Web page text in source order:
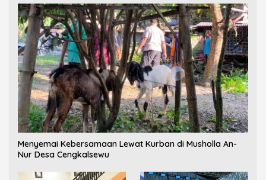
Menyemai Kebersamaan Lewat Kurban di Musholla An-
Nur Desa Cengkalsewu